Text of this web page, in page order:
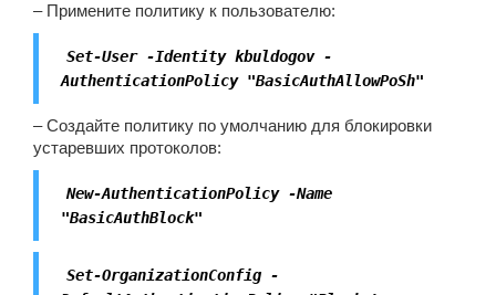
– Примените политику к пользователю:
Set-User -Identity kbuldogov -
AuthenticationPolicy "BasicAuthAllowPoSh"
– Создайте политику по умолчанию для блокировки
устаревших протоколов:
New-AuthenticationPolicy -Name
"BasicAuthBlock"
Set-OrganizationConfig -